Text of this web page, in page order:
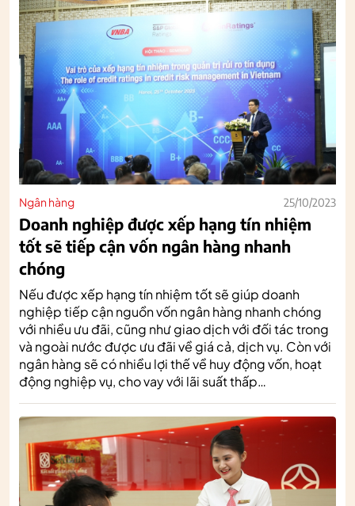
Ngân hàng 25/10/2023
Doanh nghiệp được xếp hạng tín nhiệm
tốt sẽ tiếp cận vốn ngân hàng nhanh
chóng
Nếu được xếp hạng tín nhiệm tốt sẽ giúp doanh
nghiệp tiếp cận nguồn vốn ngân hàng nhanh chóng
với nhiều ưu đãi, cũng như giao dịch với đối tác trong
và ngoài nước được ưu đãi về giá cả, dịch vụ. Còn với
ngân hàng sẽ có nhiều lợi thế về huy động vốn, hoạt
động nghiệp vụ, cho vay với lãi suất thấp…